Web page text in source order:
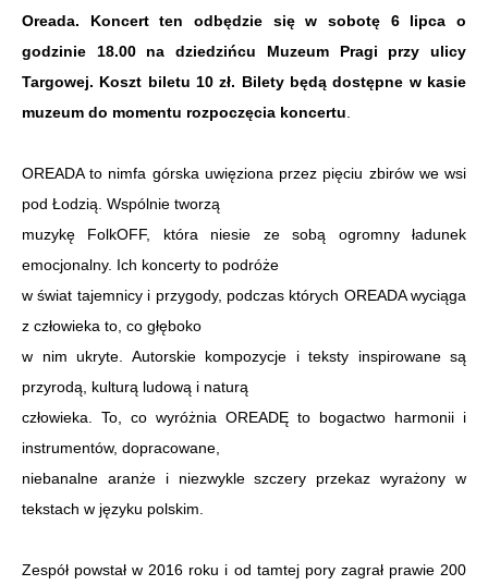
Oreada. Koncert ten odbędzie się w sobotę 6 lipca o
godzinie 18.00 na dziedzińcu Muzeum Pragi przy ulicy
Targowej. Koszt biletu 10 zł. Bilety będą dostępne w kasie
muzeum do momentu rozpoczęcia koncertu.
OREADA to nimfa górska uwięziona przez pięciu zbirów we wsi
pod Łodzią. Wspólnie tworzą
muzykę FolkOFF, która niesie ze sobą ogromny ładunek
emocjonalny. Ich koncerty to podróże
w świat tajemnicy i przygody, podczas których OREADA wyciąga
z człowieka to, co głęboko
w nim ukryte. Autorskie kompozycje i teksty inspirowane są
przyrodą, kulturą ludową i naturą
człowieka. To, co wyróżnia OREADĘ to bogactwo harmonii i
instrumentów, dopracowane,
niebanalne aranże i niezwykle szczery przekaz wyrażony w
tekstach w języku polskim.
Zespół powstał w 2016 roku i od tamtej pory zagrał prawie 200